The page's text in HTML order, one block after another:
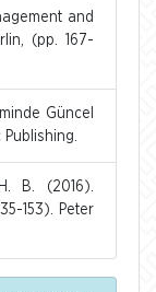
and
(pp. 167-
Güncel
B. (2016).
153). Peter